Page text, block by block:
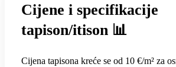
Cijene i specifikacije
tapison/itison 📊
Cijena tapisona kreće se od 10 €/m² za